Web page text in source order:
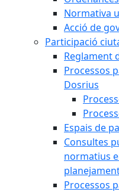
Normativa
Acció de
Participació
Reglament
Processos
Dosrius
Espais de
Consultes
normatius
Processos